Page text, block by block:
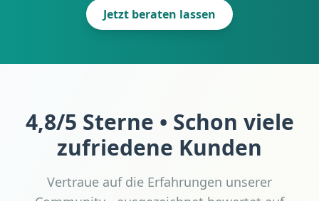
Jetzt beraten lassen
4,8/5 Sterne • Schon viele
zufriedene Kunden
Vertraue auf die Erfahrungen unserer